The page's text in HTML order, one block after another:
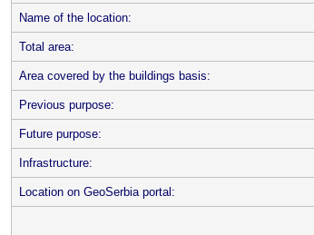
Name of the location:
Total area:
Area covered by the buildings basis:
Previous purpose:
Future purpose:
Infrastructure:
Location on GeoSerbia portal: